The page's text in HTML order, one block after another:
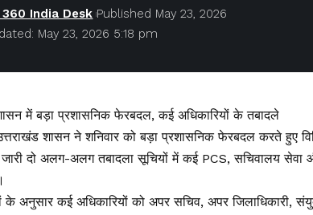
May 23, 2026 5:18 pm
India Desk Published May 23, 2026
में बड़ा प्रशासनिक फेरबदल, कई अधिकारियों के तबादले
शासन ने शनिवार को बड़ा प्रशासनिक फेरबदल करते हुए
जारी दो अलग-अलग तबादला सूचियों में कई PCS, सचिवालय सेवा
के अनुसार कई अधिकारियों को अपर सचिव, अपर जिलाधिकारी,